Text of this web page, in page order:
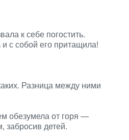
к себе погостить.
с собой его притащила!
Разница между ними
обезумела от горя —
забросив детей.